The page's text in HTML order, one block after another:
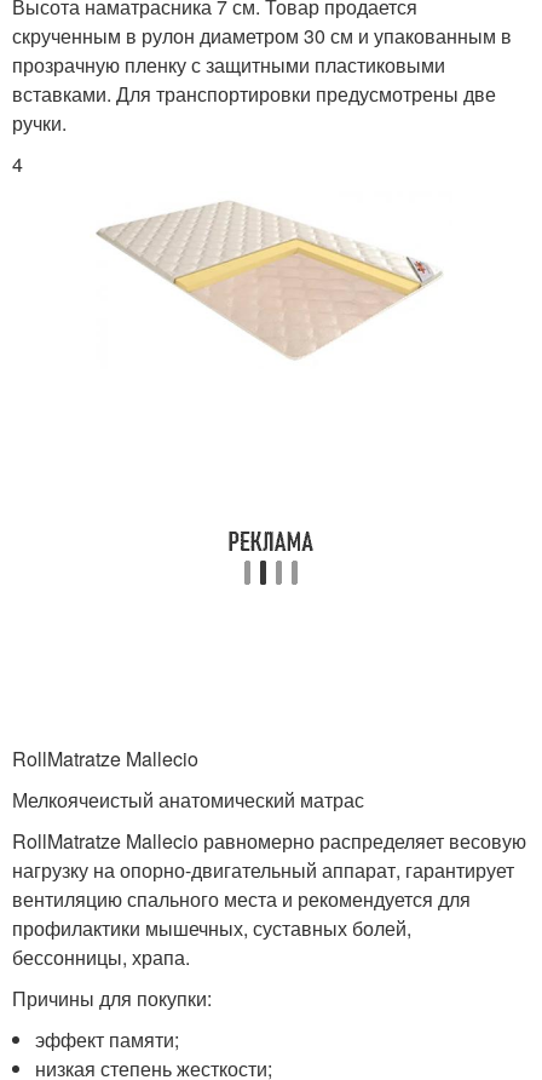
Высота наматрасника 7 см. Товар продается
скрученным в рулон диаметром 30 см и упакованным в
прозрачную пленку с защитными пластиковыми
вставками. Для транспортировки предусмотрены две
ручки.
4
RollMatratze Mallecio
Мелкоячеистый анатомический матрас
RollMatratze Mallecio равномерно распределяет весовую
нагрузку на опорно-двигательный аппарат, гарантирует
вентиляцию спального места и рекомендуется для
профилактики мышечных, суставных болей,
бессонницы, храпа.
Причины для покупки:
эффект памяти;
низкая степень жесткости;